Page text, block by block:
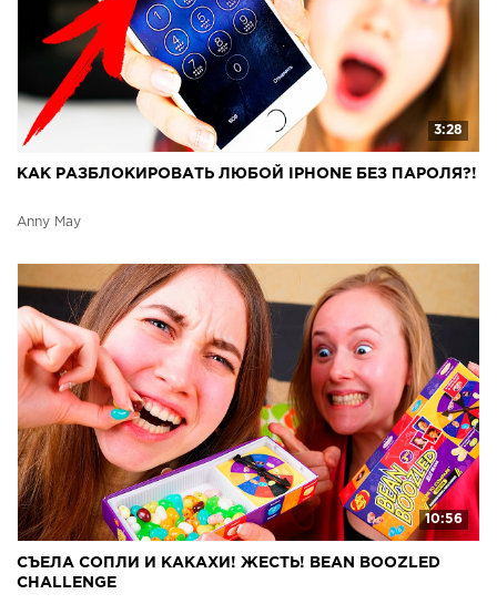
3:28
КАК РАЗБЛОКИРОВАТЬ ЛЮБОЙ IPHONE БЕЗ ПАРОЛЯ?!
Anny May
10:56
СЪЕЛА СОПЛИ И КАКАХИ! ЖЕСТЬ! BEAN BOOZLED
CHALLENGE